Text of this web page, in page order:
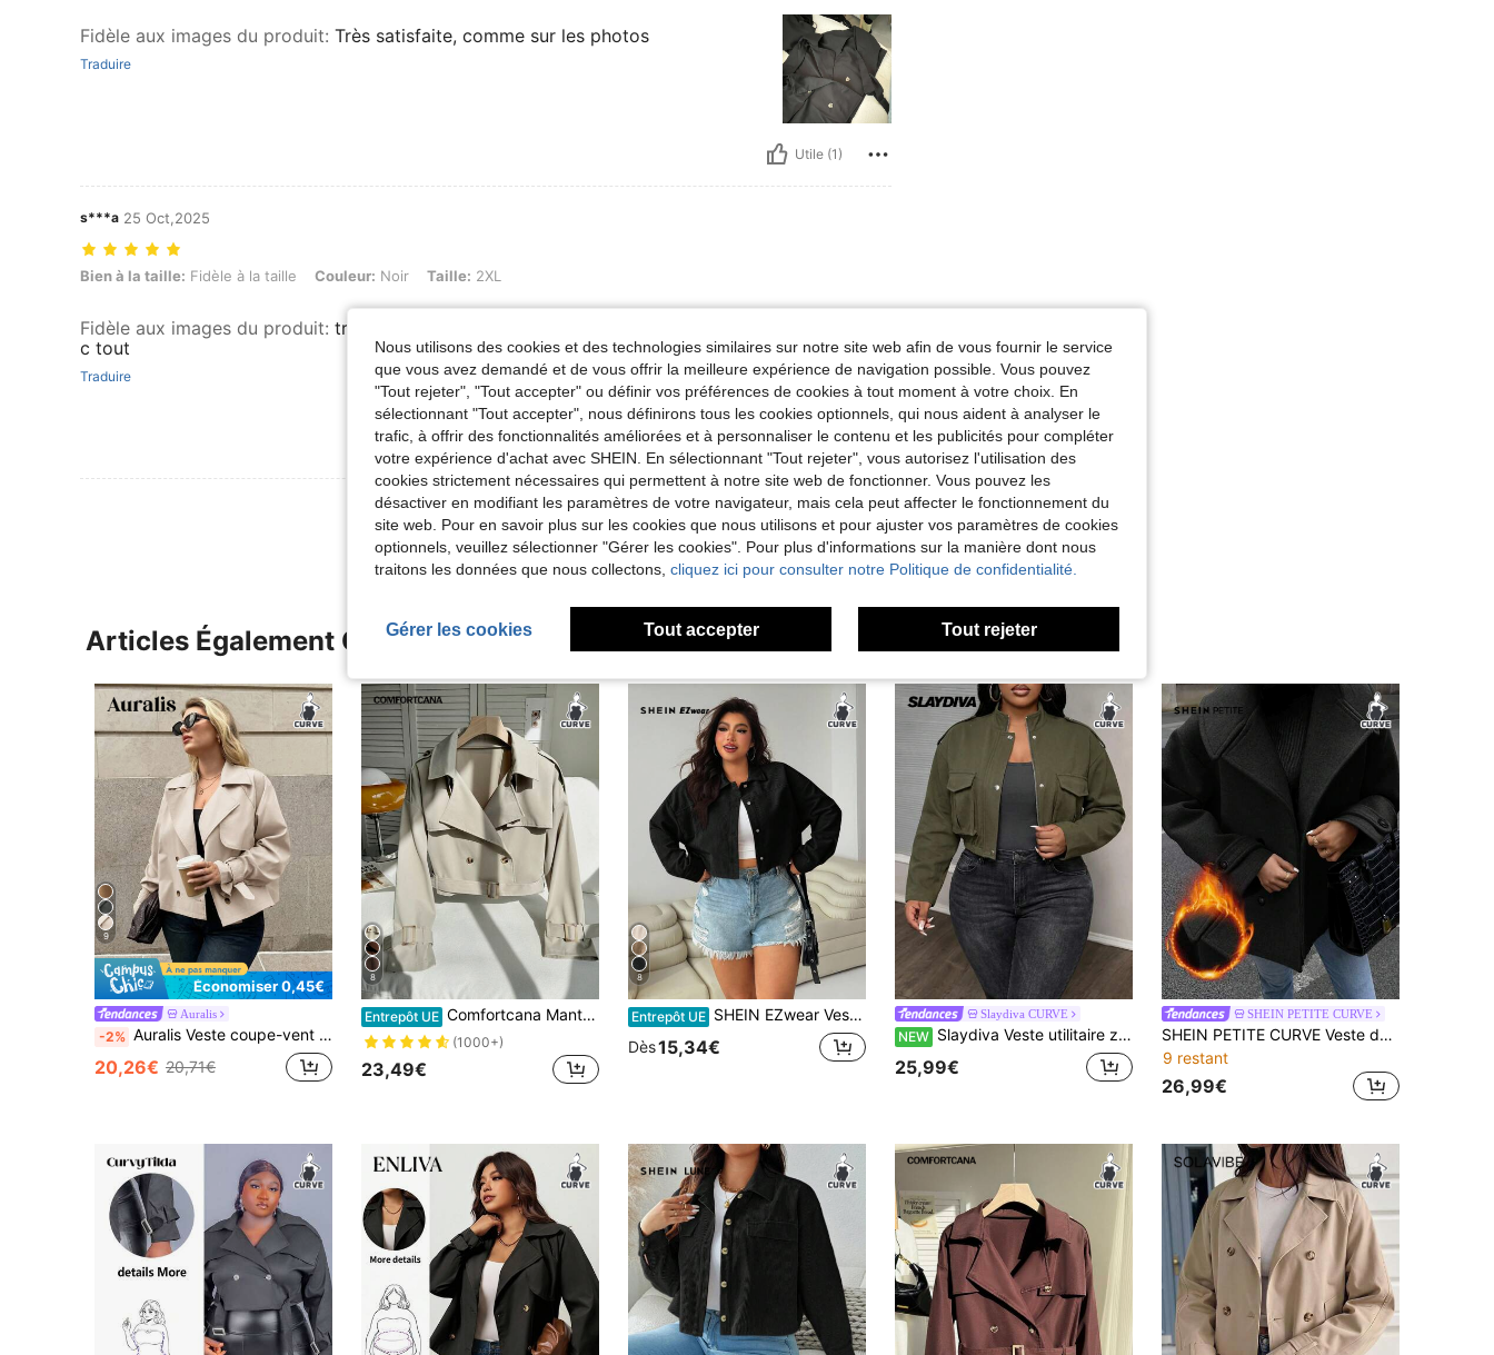
Fidèle aux images du produit: Très satisfaite, comme sur les photos
Traduire
Utile (1)
s***a 25 Oct,2025
Bien à la taille: Fidèle à la taille, Couleur: Noir, Taille: 2XL
Bien à la taille: Fidèle à la taille Couleur: Noir Taille: 2XL
Fidèle aux images du produit: très agréable à porter, mieux pour l’été, se porte ave
c tout
Traduire
Utile (0)
Voir Plus D'avis
Articles Également Consultés
9
Économiser 0,45€
Auralis
-2% Auralis Veste coupe-vent courte kaki classique polyvalente basique confortable et ample pour femme grande taille, mode décontractée automne et hiver, tenues d'automne, style simple, manteaux d'hiver
20,26€ 20,71€
8
Entrepôt UE Comfortcana Manteau court trench avec ceinture boucle, col cranté, épaules tombantes, coupe ample, grande taille, style rétro
(1000+)
23,49€
8
Entrepôt UE SHEIN EZwear Veste décontractée à manches longues à épaules tombantes et boutonnage simple pour femmes grandes tailles, automne/hiver
Dès15,34€
Slaydiva CURVE
NEW Slaydiva Veste utilitaire zippée à manches longues de couleur unie pour femmes grandes tailles
25,99€
SHEIN PETITE CURVE
SHEIN PETITE CURVE Veste décontractée à col cranté et épaules tombantes pour femmes grandes tailles, automne/hiver
9 restant
26,99€
Nous utilisons des cookies et des technologies similaires sur notre site web afin de vous fournir le service
que vous avez demandé et de vous offrir la meilleure expérience de navigation possible. Vous pouvez
"Tout rejeter", "Tout accepter" ou définir vos préférences de cookies à tout moment à votre choix. En
sélectionnant "Tout accepter", nous définirons tous les cookies optionnels, qui nous aident à analyser le
trafic, à offrir des fonctionnalités améliorées et à personnaliser le contenu et les publicités pour compléter
votre expérience d'achat avec SHEIN. En sélectionnant "Tout rejeter", vous autorisez l'utilisation des
cookies strictement nécessaires qui permettent à notre site web de fonctionner. Vous pouvez les
désactiver en modifiant les paramètres de votre navigateur, mais cela peut affecter le fonctionnement du
site web. Pour en savoir plus sur les cookies que nous utilisons et pour ajuster vos paramètres de cookies
optionnels, veuillez sélectionner "Gérer les cookies". Pour plus d'informations sur la manière dont nous
traitons les données que nous collectons, cliquez ici pour consulter notre Politique de confidentialité.
Gérer les cookies Tout accepter Tout rejeter